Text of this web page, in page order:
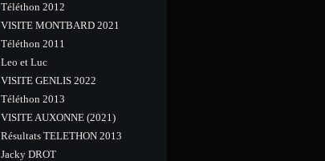
Téléthon 2012
VISITE MONTBARD 2021
Téléthon 2011
Leo et Luc
VISITE GENLIS 2022
Téléthon 2013
VISITE AUXONNE (2021)
Résultats TELETHON 2013
Jacky DROT